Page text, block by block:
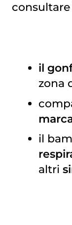
consultare
il
zona
il
altri